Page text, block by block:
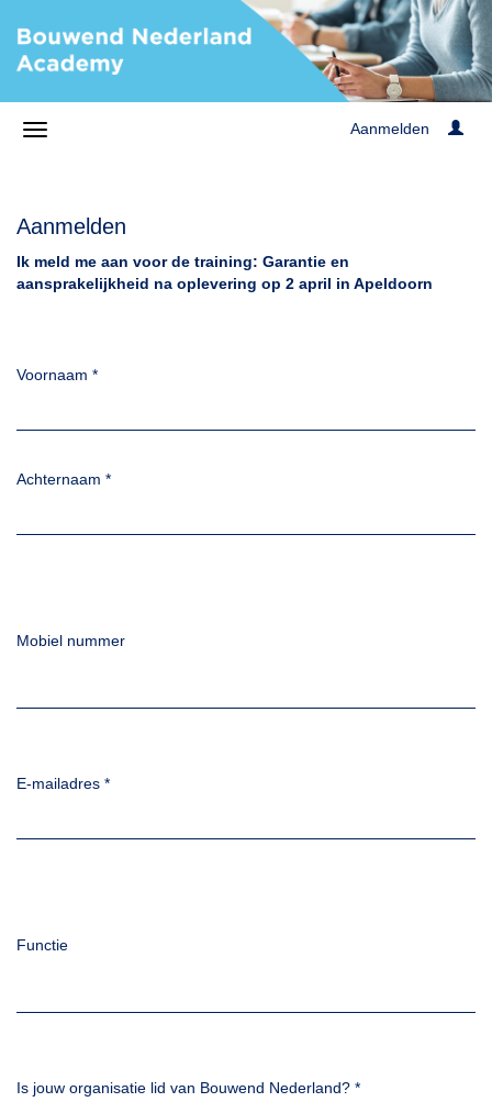
Aanmelden
Aanmelden
Ik meld me aan voor de training: Garantie en
aansprakelijkheid na oplevering op 2 april in Apeldoorn
Voornaam *
Achternaam *
Mobiel nummer
E-mailadres *
Functie
Is jouw organisatie lid van Bouwend Nederland? *